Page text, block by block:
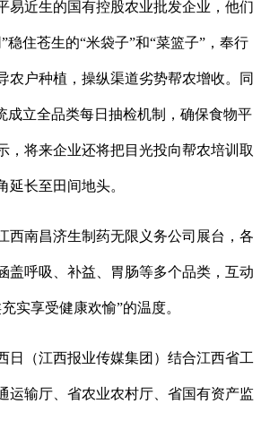
易近生的国有控股农业批发企业，他们
稳住苍生的“米袋子”和“菜篮子”，奉行
农户种植，操纵渠道劣势帮农增收。同
成立全品类每日抽检机制，确保食物平
，将来企业还将把目光投向帮农培训取
延长至田间地头。
南昌济生制药无限义务公司展台，各
盖呼吸、补益、胃肠等多个品类，互动
实享受健康欢愉”的温度。
（江西报业传媒集团）结合江西省工
运输厅、省农业农村厅、省国有资产监